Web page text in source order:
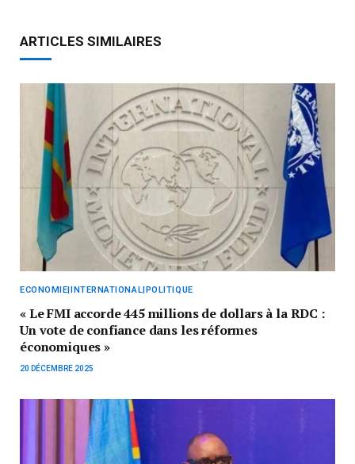
ARTICLES SIMILAIRES
ECONOMIE|INTERNATIONAL|POLITIQUE
« Le FMI accorde 445 millions de dollars à la RDC :
Un vote de confiance dans les réformes
économiques »
20 DÉCEMBRE 2025